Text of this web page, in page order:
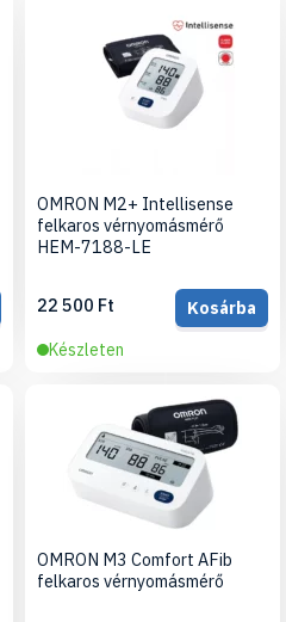
OMRON M2+ Intellisense
felkaros vérnyomásmérő
HEM-7188-LE
22 500 Ft
Kosárba
Készleten
OMRON M3 Comfort AFib
felkaros vérnyomásmérő